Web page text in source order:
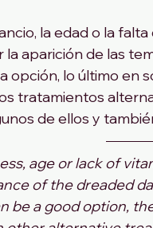
la edad o la
la aparición de las
opción, lo último en
tratamientos
de ellos y
age or lack of
of the dreaded
be a good option,